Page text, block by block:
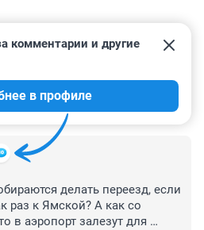
комментарии и другие
в профиле
делать переезд, если
раз к Ямской? А как со
в аэропорт залезут для